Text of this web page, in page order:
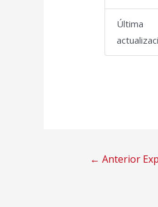
Última
Navegación
← Anterior